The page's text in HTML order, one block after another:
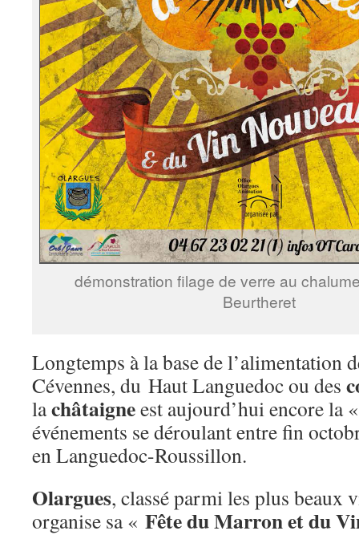
démonstration filage de verre au
Beurtheret
Longtemps à la base de l’alimentation
Cévennes, du Haut Languedoc ou des
lachâtaigneest aujourd’hui encore la
événements se déroulant entre fin
en Languedoc-Roussillon.
Olargues, classé parmi les plus beaux
organise sa « Fête du Marron et du